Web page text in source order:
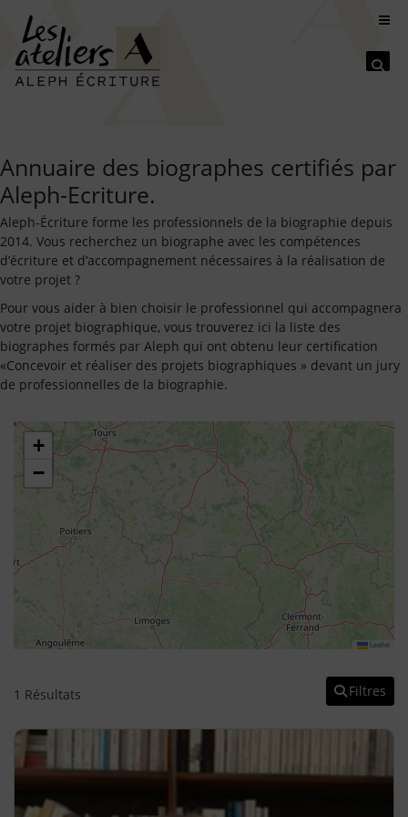
Annuaire des biographes certifiés par
Aleph-Ecriture.
Aleph-Écriture forme les professionnels de la biographie depuis
2014. Vous recherchez un biographe avec les compétences
d’écriture et d’accompagnement nécessaires à la réalisation de
votre projet ?
Pour vous aider à bien choisir le professionnel qui accompagnera
votre projet biographique, vous trouverez ici la liste des
biographes formés par Aleph qui ont obtenu leur certification
«Concevoir et réaliser des projets biographiques » devant un jury
de professionnelles de la biographie.
+
−
Leaflet
1 Résultats Filtres